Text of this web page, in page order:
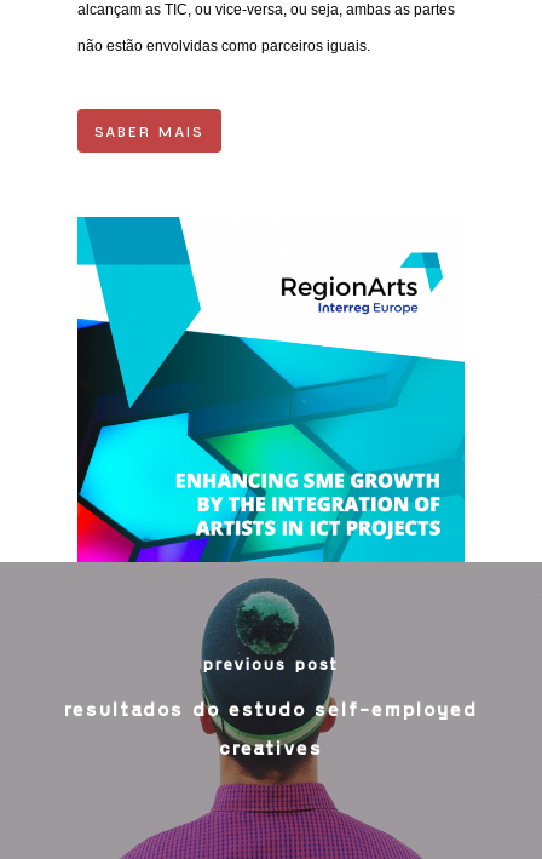
alcançam as TIC, ou vice-versa, ou seja, ambas as partes
não estão envolvidas como parceiros iguais.
SABER MAIS
previous post
resultados do estudo self-employed
creatives